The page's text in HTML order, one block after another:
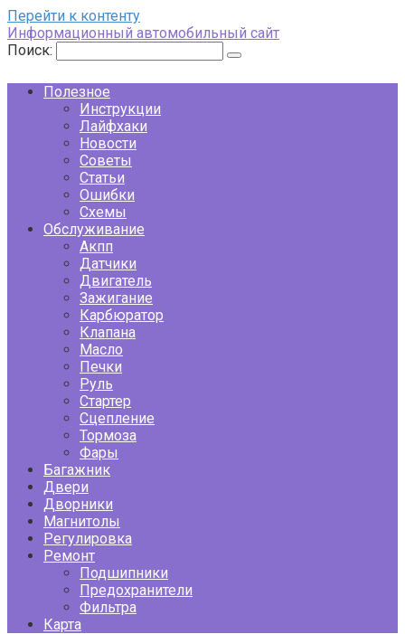
Перейти к контенту
Информационный автомобильный сайт
Поиск:
Полезное
Инструкции
Лайфхаки
Новости
Советы
Статьи
Ошибки
Схемы
Обслуживание
Акпп
Датчики
Двигатель
Зажигание
Карбюратор
Клапана
Масло
Печки
Руль
Стартер
Сцепление
Тормоза
Фары
Багажник
Двери
Дворники
Магнитолы
Регулировка
Ремонт
Подшипники
Предохранители
Фильтра
Карта